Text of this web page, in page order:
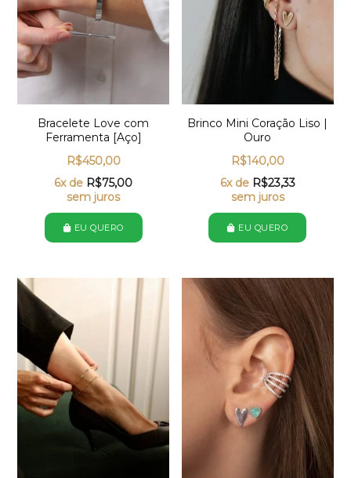
Bracelete Love com
Ferramenta [Aço]
R$450,00
6x de R$75,00
sem juros
EU QUERO
Brinco Mini Coração Liso |
Ouro
R$140,00
6x de R$23,33
sem juros
EU QUERO